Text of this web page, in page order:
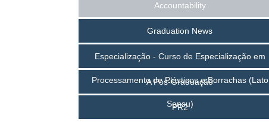
Accountability
Graduation News
Especialização - Curso de Especialização em
Processamento de Plásticos e Borrachas (Lato
Sensu)
A Pós-Graduação
PR2